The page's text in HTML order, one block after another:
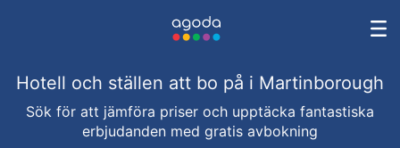
Hotell och ställen att bo på i Martinborough
Sök för att jämföra priser och upptäcka fantastiska
erbjudanden med gratis avbokning